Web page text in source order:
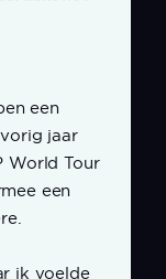
een
jaar
World Tour
een
ik voelde